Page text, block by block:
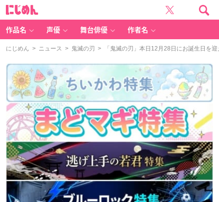
作品名 声優 舞台俳優 作者名
にじめん > ニュース > 鬼滅の刃 > 「鬼滅の刃」本日12月28日にお誕生日を